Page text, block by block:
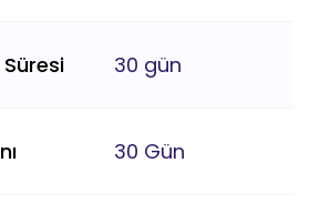
30 gün
30 Gün